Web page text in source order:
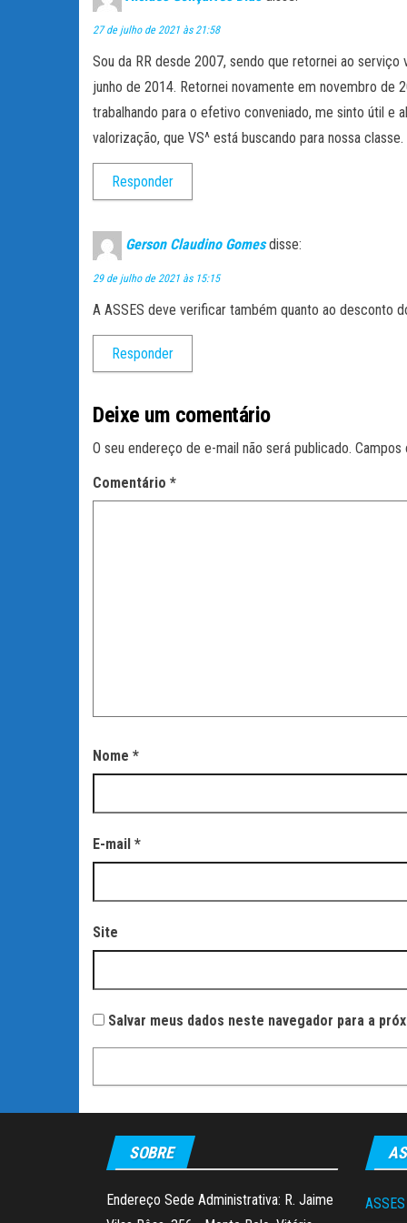
27 de julho de 2021 às 21:58
Sou da RR desde 2007, sendo que retornei ao
junho de 2014. Retornei novamente em novembro de
trabalhando para o efetivo conveniado, me sinto útil e
valorização, que VS^ está buscando para nossa
Responder
Gerson Claudino Gomes disse:
29 de julho de 2021 às 15:15
A ASSES deve verificar também quanto ao desconto
Responder
Deixe um comentário
O seu endereço de e-mail não será publicado. Campos
Comentário *
Nome *
E-mail *
Site
Salvar meus dados neste navegador para a
SOBRE
Endereço Sede Administrativa: R. Jaime
ASSES